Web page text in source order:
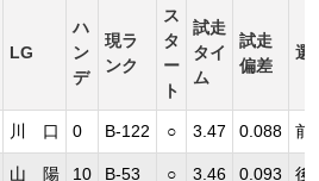
LG
ハ
ン
デ
現ラ
ンク
ス
タ
ー
ト
試走
タイ
ム
試走
偏差
選
川 口 0 B-122 ○ 3.47 0.088 前
山 陽 10 B-53 ○ 3.46 0.093 後